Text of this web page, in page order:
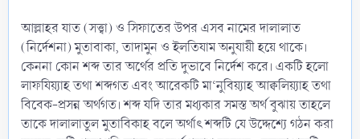
আল্লাহর যাত (সত্ত্বা) ও সিফাতের উপর এসব নামের দালালাত
(নির্দেশনা) মুতাবাকা, তাদামুন ও ইলতিযাম অনুযায়ী হয়ে থাকে।
কেননা কোন শব্দ তার অর্থের প্রতি দুভাবে নির্দেশ করে। একটি হলো
লাফযিয়্যাহ তথা শব্দগত এবং আরেকটি মা‘নুবিয়্যাহ আক্বলিয়্যাহ তথা
বিবেক-প্রসন্ন অর্থগত। শব্দ যদি তার মধ্যকার সমস্ত অর্থ বুঝায় তাহলে
তাকে দালালাতুল মুতাবিকাহ বলে অর্থাৎ শব্দটি যে উদ্দেশ্যে গঠন করা